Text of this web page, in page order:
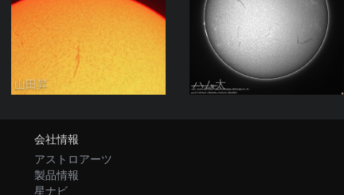
山田昇 ハム太
会社情報
アストロアーツ
製品情報
星ナビ